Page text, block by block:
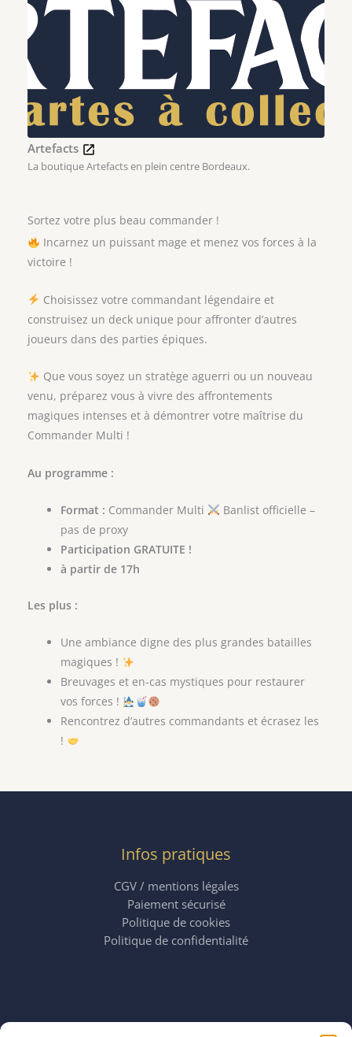
Artefacts
La boutique Artefacts en plein centre Bordeaux.
Sortez votre plus beau commander !
Incarnez un puissant mage et menez vos forces à la
victoire !
Choisissez votre commandant légendaire et
construisez un deck unique pour affronter d’autres
joueurs dans des parties épiques.
Que vous soyez un stratège aguerri ou un nouveau
venu, préparez vous à vivre des affrontements
magiques intenses et à démontrer votre maîtrise du
Commander Multi !
Au programme :
Format : Commander Multi
Banlist officielle –
pas de proxy
Participation GRATUITE !
à partir de 17h
Les plus :
Une ambiance digne des plus grandes batailles
magiques !
Breuvages et en-cas mystiques pour restaurer
vos forces !
Rencontrez d’autres commandants et écrasez les
!
Infos pratiques
CGV / mentions légales
Paiement sécurisé
Politique de cookies
Politique de confidentialité